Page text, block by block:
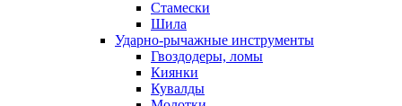
Стамески
Шила
Ударно-рычажные инструменты
Гвоздодеры, ломы
Киянки
Кувалды